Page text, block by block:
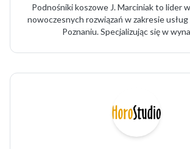
Podnośniki koszowe J. Marciniak to lider
nowoczesnych rozwiązań w zakresie
Poznaniu. Specjalizując się w